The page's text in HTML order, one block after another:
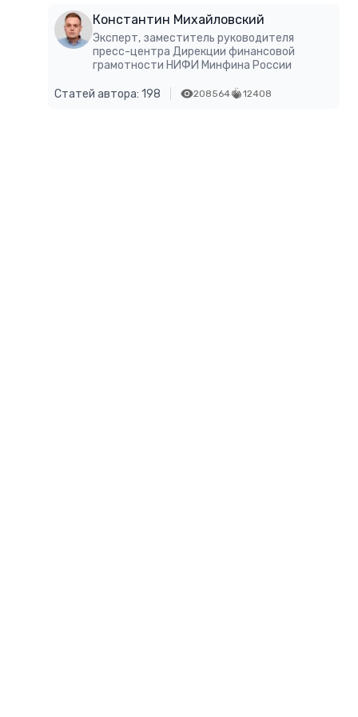
Константин Михайловский
Эксперт, заместитель руководителя
пресс-центра Дирекции финансовой
грамотности НИФИ Минфина России
Статей автора: 198 208564 12408